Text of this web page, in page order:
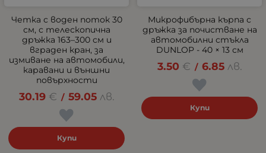
Четка с воден поток 30
см, с телескопична
дръжка 163–300 см и
вграден кран, за
измиване на автомобили,
каравани и външни
повърхности
30.19 € / 59.05 лв.
Купи
Микрофибърна кърпа с
дръжка за почистване на
автомобилни стъкла
DUNLOP - 40 × 13 см
3.50 € / 6.85 лв.
Купи